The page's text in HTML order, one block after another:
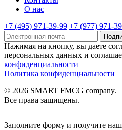
О нас
+7 (495) 971-39-99 +7 (977) 971-
Нажимая на кнопку, вы даете
персональных данных и
конфиденциальности
Политика конфиденциальности
© 2026 SMART FMCG company.
Все права защищены.
Заполните форму и получите